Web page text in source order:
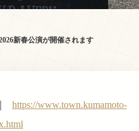
新春公演が開催されます
https://www.town.kumamoto-